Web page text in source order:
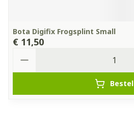
Bota Digifix Frogsplint Small
€ 11,50
Bestel